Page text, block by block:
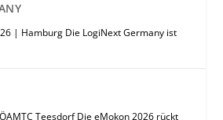
| Hamburg Die LogiNext Germany ist
Teesdorf Die eMokon 2026 rückt